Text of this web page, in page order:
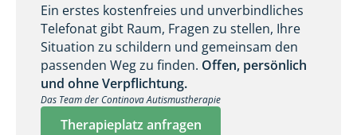
Ein erstes kostenfreies und unverbindliches
Telefonat gibt Raum, Fragen zu stellen, Ihre
Situation zu schildern und gemeinsam den
passenden Weg zu finden. Offen, persönlich
und ohne Verpflichtung.
Das Team der Continova Autismustherapie
Therapieplatz anfragen